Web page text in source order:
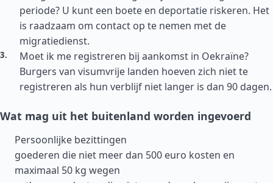
periode? U kunt een boete en deportatie riskeren. Het
is raadzaam om contact op te nemen met de
migratiedienst.
Moet ik me registreren bij aankomst in Oekraïne?
Burgers van visumvrije landen hoeven zich niet te
registreren als hun verblijf niet langer is dan 90 dagen.
Wat mag uit het buitenland worden ingevoerd
Persoonlijke bezittingen
goederen die niet meer dan 500 euro kosten en
maximaal 50 kg wegen